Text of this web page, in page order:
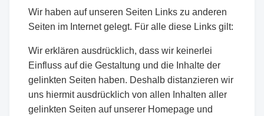
Wir haben auf unseren Seiten Links zu anderen
Seiten im Internet gelegt. Für alle diese Links gilt:
Wir erklären ausdrücklich, dass wir keinerlei
Einfluss auf die Gestaltung und die Inhalte der
gelinkten Seiten haben. Deshalb distanzieren wir
uns hiermit ausdrücklich von allen Inhalten aller
gelinkten Seiten auf unserer Homepage und